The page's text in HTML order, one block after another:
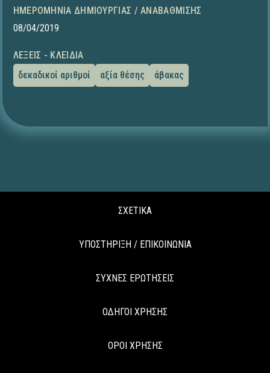
ΗΜΕΡΟΜΗΝΊΑ ΔΗΜΙΟΥΡΓΊΑΣ / ΑΝΑΒΆΘΜΙΣΗΣ
08/04/2019
ΛΈΞΕΙΣ - ΚΛΕΙΔΙΆ
δεκαδικοί αριθμοί
αξία θέσης άβακας
ΣΧΕΤΙΚΑ
ΥΠΟΣΤΗΡΙΞΗ / ΕΠΙΚΟΙΝΩΝΙΑ
ΣΥΧΝΕΣ ΕΡΩΤΗΣΕΙΣ
ΟΔΗΓΟΙ ΧΡΗΣΗΣ
ΟΡΟΙ ΧΡΗΣΗΣ